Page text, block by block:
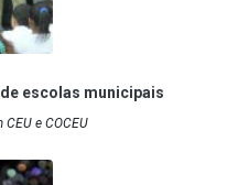
escolas municipais
e COCEU